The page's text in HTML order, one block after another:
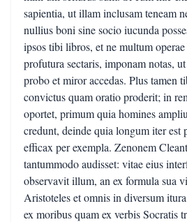
sapientia, ut illam inclusam teneam
nullius boni sine socio iucunda
ipsos tibi libros, et ne multum
profutura sectaris, imponam notas,
probo et miror accedas. Plus tamen
convictus quam oratio proderit; in
oportet, primum quia homines
credunt, deinde quia longum iter est
efficax per exempla. Zenonem
tantummodo audisset: vitae eius
observavit illum, an ex formula sua
Aristoteles et omnis in diversum
ex moribus quam ex verbis Socratis